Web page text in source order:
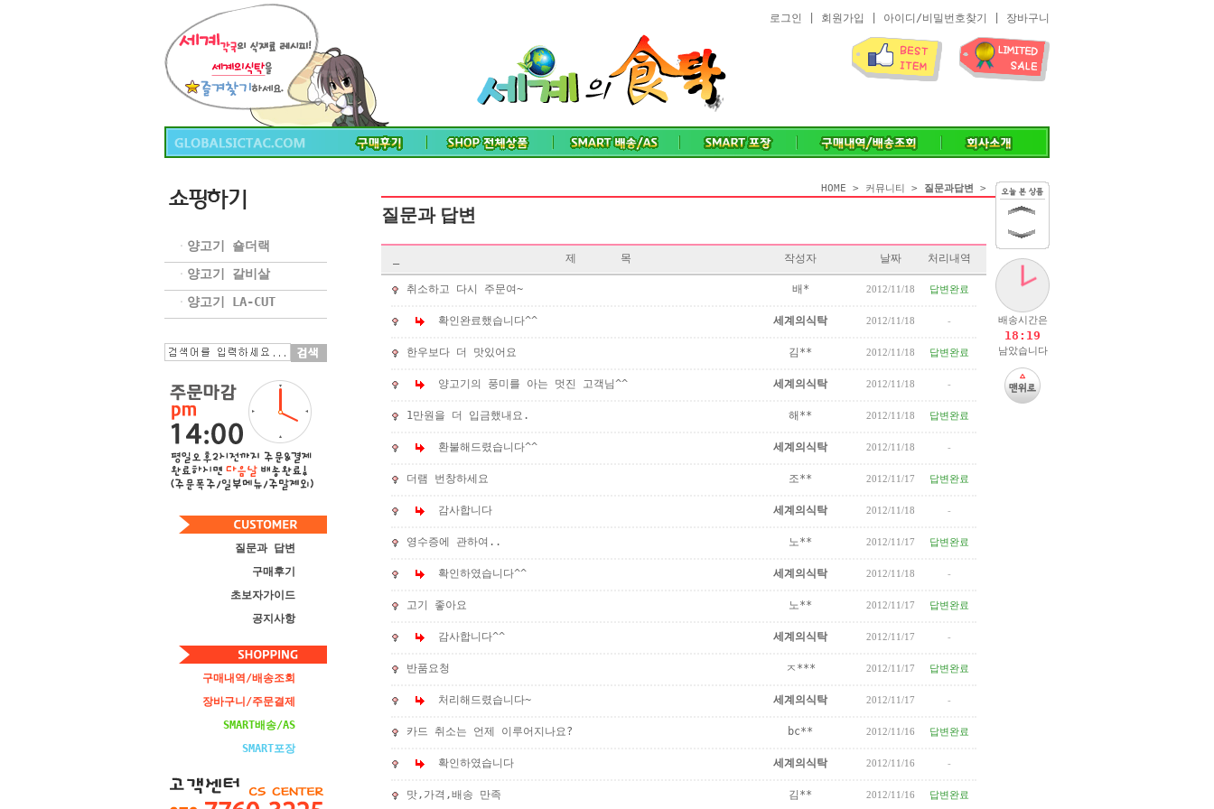
로그인 회원가입 아이디/비밀번호찾기 장바구니
ㆍ 양고기 숄더랙
ㆍ 양고기 갈비살
ㆍ 양고기 LA-CUT
질문과 답변
구매후기
초보자가이드
공지사항
구매내역/배송조회
장바구니/주문결제
SMART배송/AS
SMART포장
HOME > 커뮤니티 > 질문과답변 >
질문과 답변
제 목 작성자 날짜 처리내역
취소하고 다시 주문여~ 배* 2012/11/18 답변완료
확인완료했습니다^^ 세계의식탁 2012/11/18 -
한우보다 더 맛있어요 김** 2012/11/18 답변완료
양고기의 풍미를 아는 멋진 고객님^^ 세계의식탁 2012/11/18 -
1만원을 더 입금했내요. 해** 2012/11/18 답변완료
환불해드렸습니다^^ 세계의식탁 2012/11/18 -
더램 번창하세요 조** 2012/11/17 답변완료
감사합니다 세계의식탁 2012/11/18 -
영수증에 관하여.. 노** 2012/11/17 답변완료
확인하였습니다^^ 세계의식탁 2012/11/18 -
고기 좋아요 노** 2012/11/17 답변완료
감사합니다^^ 세계의식탁 2012/11/17 -
반품요청 ㅈ*** 2012/11/17 답변완료
처리해드렸습니다~ 세계의식탁 2012/11/17 -
카드 취소는 언제 이루어지나요? bc** 2012/11/16 답변완료
확인하였습니다 세계의식탁 2012/11/16 -
맛,가격,배송 만족 김** 2012/11/16 답변완료
없음
배송시간은
18:19
남았습니다